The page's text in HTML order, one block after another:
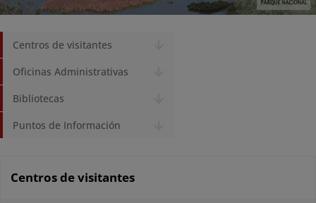
Centros de visitantes
Oficinas Administrativas
Bibliotecas
Puntos de Información
Centros de visitantes